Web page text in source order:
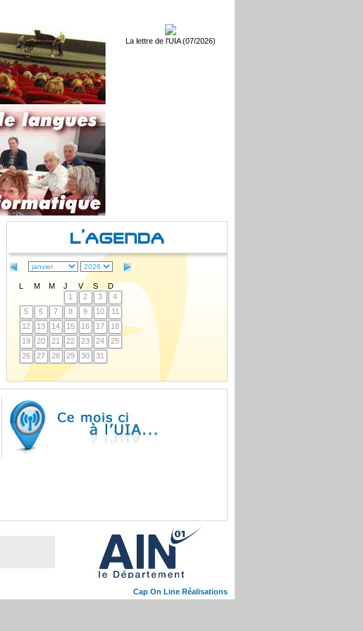
La lettre de l'UIA (07/2026)
L M M J V S
D
1
2 3
4
5
6 7 8 9 10
11
12
13 14 15 16 17
18
19
20 21 22 23 24
25
26
27 28 29 30 31
Cap On Line Réalisations